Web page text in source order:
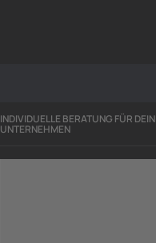
INDIVIDUELLE BERATUNG FÜR DEIN
UNTERNEHMEN